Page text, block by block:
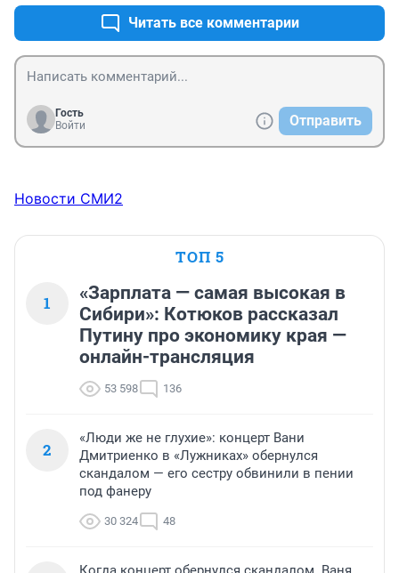
Читать все комментарии
Гость
Войти
Отправить
Новости СМИ2
ТОП 5
1
«Зарплата — самая высокая в
Сибири»: Котюков рассказал
Путину про экономику края —
онлайн-трансляция
53 598 136
2
«Люди же не глухие»: концерт Вани
Дмитриенко в «Лужниках» обернулся
скандалом — его сестру обвинили в пении
под фанеру
30 324 48